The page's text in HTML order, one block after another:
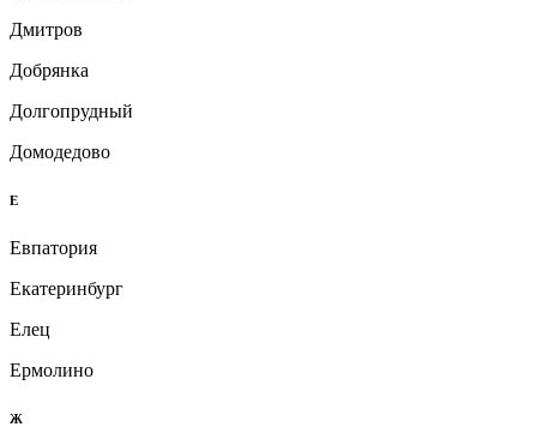
Дмитров
Добрянка
Долгопрудный
Домодедово
Е
Евпатория
Екатеринбург
Елец
Ермолино
Ж